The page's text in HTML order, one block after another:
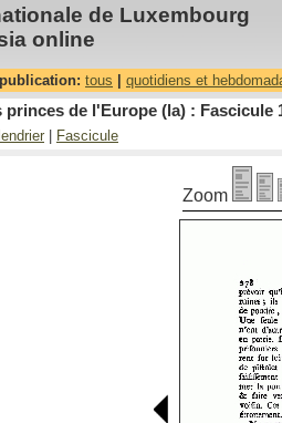
de Luxembourg
online
tous quotidiens et
de l'Europe (la) : Fascicule
Fascicule
Zoom